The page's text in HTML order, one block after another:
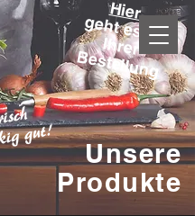
Unsere
Produkte
Hier
gehtes zu
Ihrer
Bestellung